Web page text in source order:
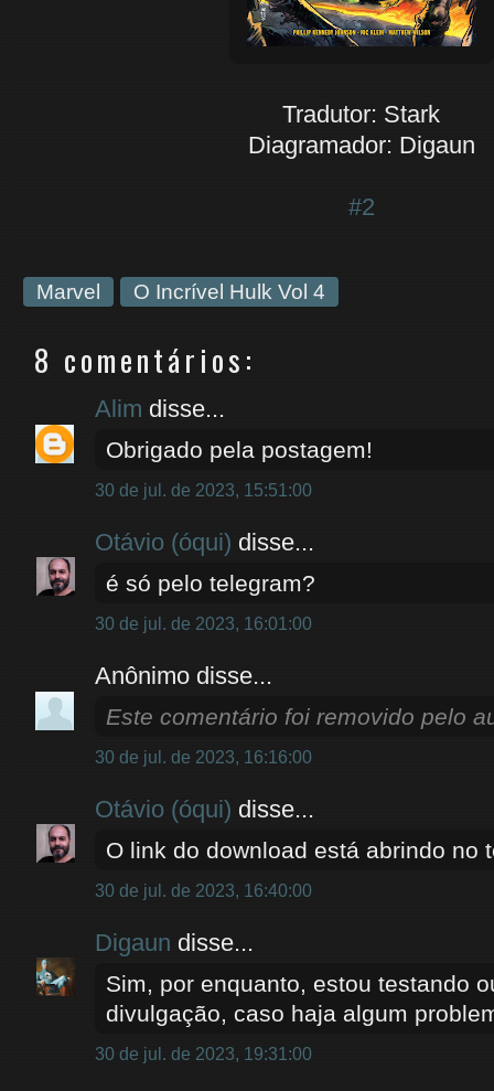
Tradutor: Stark
Diagramador: Digaun
#2
Marvel O Incrível Hulk Vol 4
8 comentários:
Alim disse...
Obrigado pela postagem!
30 de jul. de 2023, 15:51:00
Otávio (óqui) disse...
é só pelo telegram?
30 de jul. de 2023, 16:01:00
Anônimo disse...
Este comentário foi removido pelo
30 de jul. de 2023, 16:16:00
Otávio (óqui) disse...
O link do download está abrindo no
30 de jul. de 2023, 16:40:00
Digaun disse...
Sim, por enquanto, estou testando
divulgação, caso haja algum
30 de jul. de 2023, 19:31:00